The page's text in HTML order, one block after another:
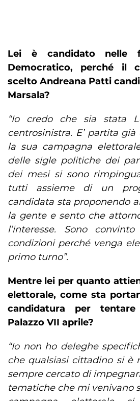
Lei è candidato nelle
Democratico, perché il
scelto Andreana Patti
Marsala?
“Io credo che sia stata
centrosinistra. E’ partita
la sua campagna
delle sigle politiche dei
dei mesi si sono
tutti assieme di un
candidata sta proponendo
la gente e sento che
l’interesse. Sono
condizioni perché venga
primo turno”.
Mentre lei per quanto
elettorale, come sta
candidatura per
Palazzo VII aprile?
“Io non ho deleghe
che qualsiasi cittadino si è
sempre cercato di
tematiche che mi venivano